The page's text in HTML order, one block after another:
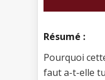
Résumé :
Pourquoi
faut a-t-elle